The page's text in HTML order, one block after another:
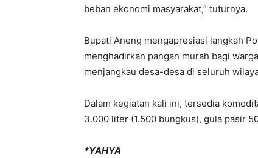
beban ekonomi masyarakat,” tuturnya.
Bupati Aneng mengapresiasi langkah
menghadirkan pangan murah bagi
menjangkau desa-desa di seluruh
Dalam kegiatan kali ini, tersedia
3.000 liter (1.500 bungkus), gula pasir
*YAHYA